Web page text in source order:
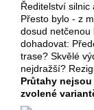
Ředitelství silnic
Přesto bylo - z
dosud netčenou
dohadovat:
trase? Skvělé
nejdražší?
Průtahy
zvolené